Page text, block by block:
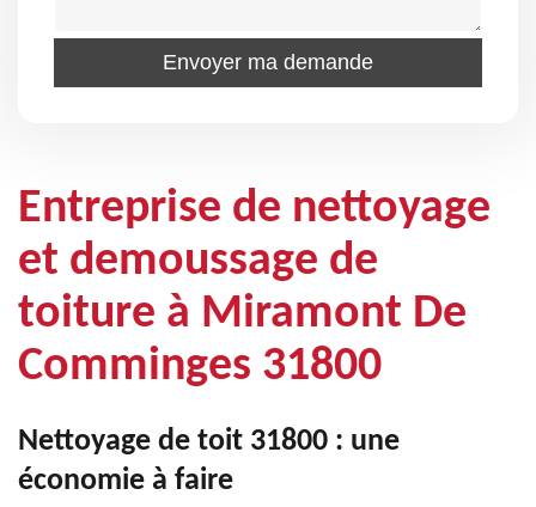
Entreprise de nettoyage
et demoussage de
toiture à Miramont De
Comminges 31800
Nettoyage de toit 31800 : une
économie à faire